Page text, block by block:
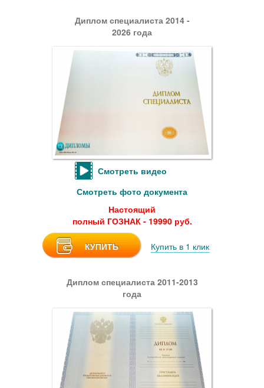
Диплом специалиста 2014 -
2026 года
Смотреть видео
Смотреть фото документа
Настоящий
полный ГОЗНАК - 19990 руб.
КУПИТЬ Купить в 1 клик
Диплом специалиста 2011-2013
года